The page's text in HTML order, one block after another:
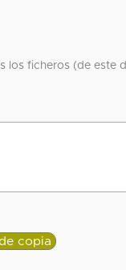
los ficheros (de este